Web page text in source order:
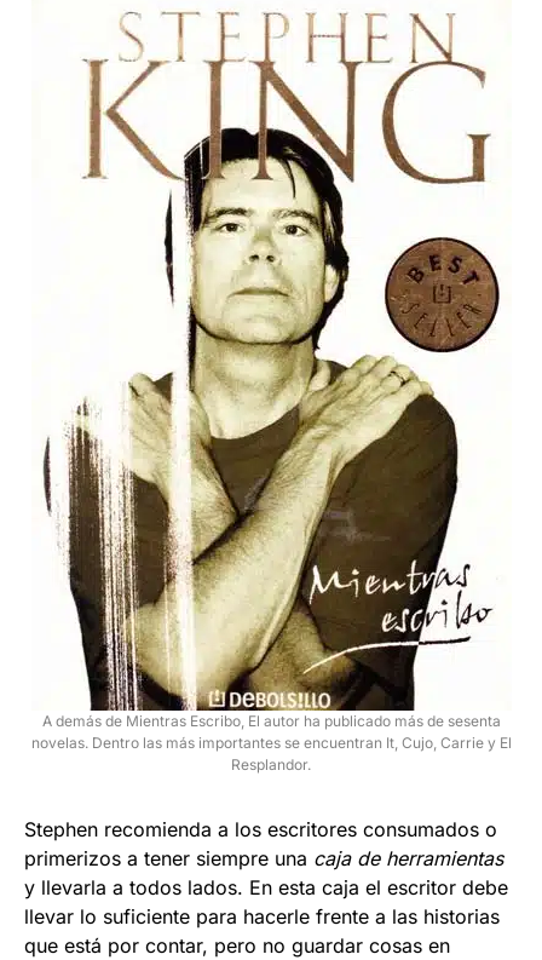
A demás de Mientras Escribo, El autor ha publicado más de sesenta
novelas. Dentro las más importantes se encuentran It, Cujo, Carrie y El
Resplandor.
Stephen recomienda a los escritores consumados o
primerizos a tener siempre una caja de herramientas
y llevarla a todos lados. En esta caja el escritor debe
llevar lo suficiente para hacerle frente a las historias
que está por contar, pero no guardar cosas en